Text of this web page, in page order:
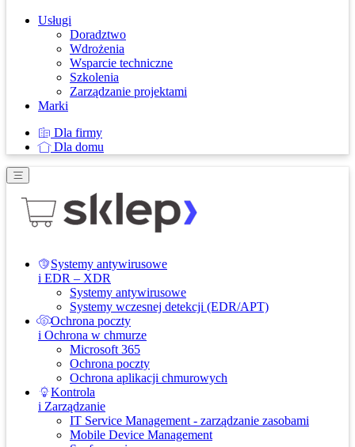
Usługi
Doradztwo
Wdrożenia
Wsparcie techniczne
Szkolenia
Zarządzanie projektami
Marki
Dla firmy
Dla domu
Systemy antywirusowe
i EDR – XDR
Systemy antywirusowe
Systemy wczesnej detekcji (EDR/APT)
Ochrona poczty
i Ochrona w chmurze
Microsoft 365
Ochrona poczty
Ochrona aplikacji chmurowych
Kontrola
i Zarządzanie
IT Service Management - zarządzanie zasobami
Mobile Device Management